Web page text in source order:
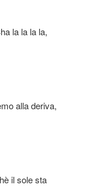
la la la la,
alla deriva,
il sole sta